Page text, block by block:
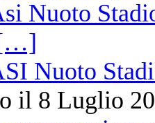
Nuoto
il 8 Luglio